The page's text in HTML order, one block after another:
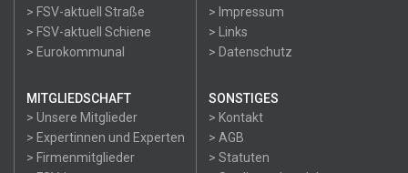
> FSV-aktuell Straße
> FSV-aktuell Schiene
> Eurokommunal
> Impressum
> Links
> Datenschutz
MITGLIEDSCHAFT
> Unsere Mitglieder
> Expertinnen und Experten
> Firmenmitglieder
SONSTIGES
> Kontakt
> AGB
> Statuten